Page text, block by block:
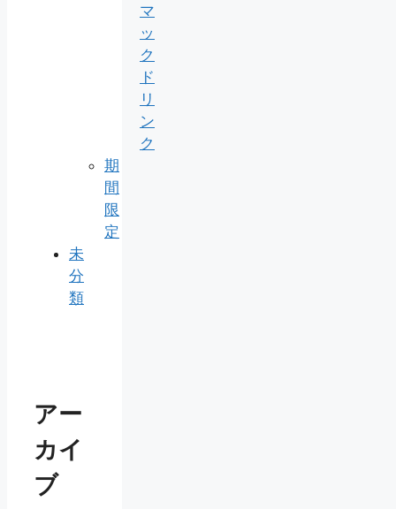
マ
ッ
ク
ド
リ
ン
ク
期
間
限
定
未
分
類
アー
カイ
ブ